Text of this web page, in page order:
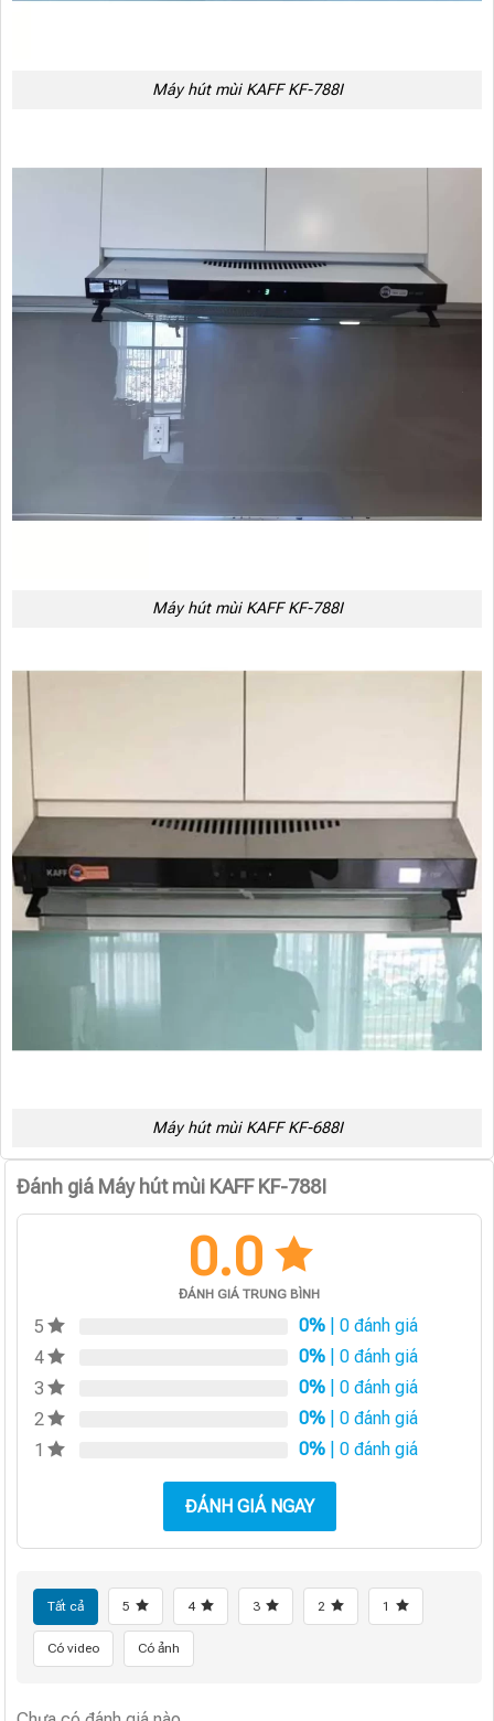
Máy hút mùi KAFF KF-788I
Máy hút mùi KAFF KF-788I
Máy hút mùi KAFF KF-688I
Đánh giá Máy hút mùi KAFF KF-788I
0.0
ĐÁNH GIÁ TRUNG BÌNH
5 0% | 0 đánh giá
4
0% | 0 đánh giá
3
0% | 0 đánh giá
2
0% | 0 đánh giá
1
0% | 0 đánh giá
ĐÁNH GIÁ NGAY
Tất cả 5 4 3 2 1
Có video Có ảnh